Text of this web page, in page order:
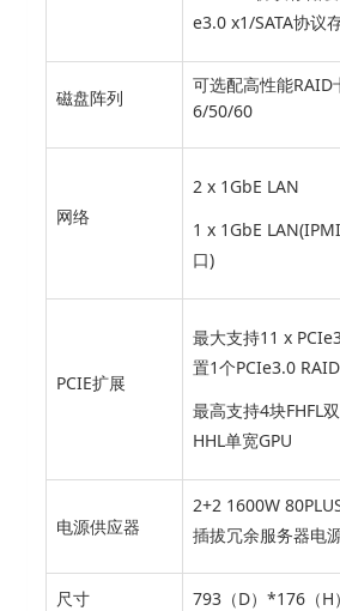
e3.0 x1/SATA协议
磁盘阵列
可选配高性能
6/50/60
网络
2 x 1GbE LAN
1 x 1GbE
口)
PCIE扩展
最大支持11 x
置1个PCIe3.0
最高支持4块FHFL
HHL单宽GPU
电源供应器
2+2 1600W
插拔冗余服务器电
尺寸 793（D）*176（